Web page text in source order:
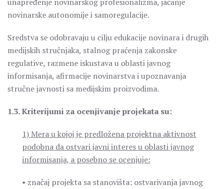
novinarske autonomije i samoregulacije.
Sredstva se odobravaju u cilju edukacije novinara i drugih
medijskih stručnjaka, stalnog praćenja zakonske
regulative, razmene iskustava u oblasti javnog
informisanja, afirmacije novinarstva i upoznavanja
stručne javnosti sa medijskim proizvodima.
1.3. Kriterijumi za ocenjivanje projekata su:
1) Mera u kojoj je predložena projektna aktivnost
podobna da ostvari javni interes u oblasti javnog
informisanja, a posebno se ocenjuje:
• značaj projekta sa stanovišta: ostvarivanja javnog